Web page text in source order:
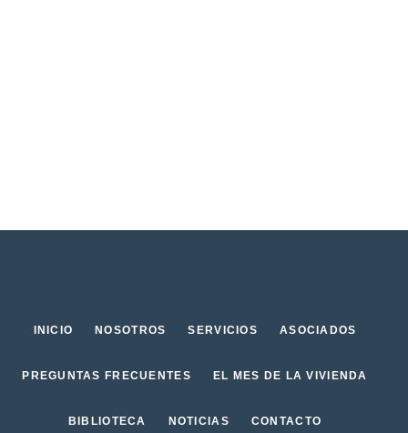
INICIO NOSOTROS SERVICIOS ASOCIADOS
PREGUNTAS FRECUENTES EL MES DE LA VIVIENDA
BIBLIOTECA NOTICIAS CONTACTO